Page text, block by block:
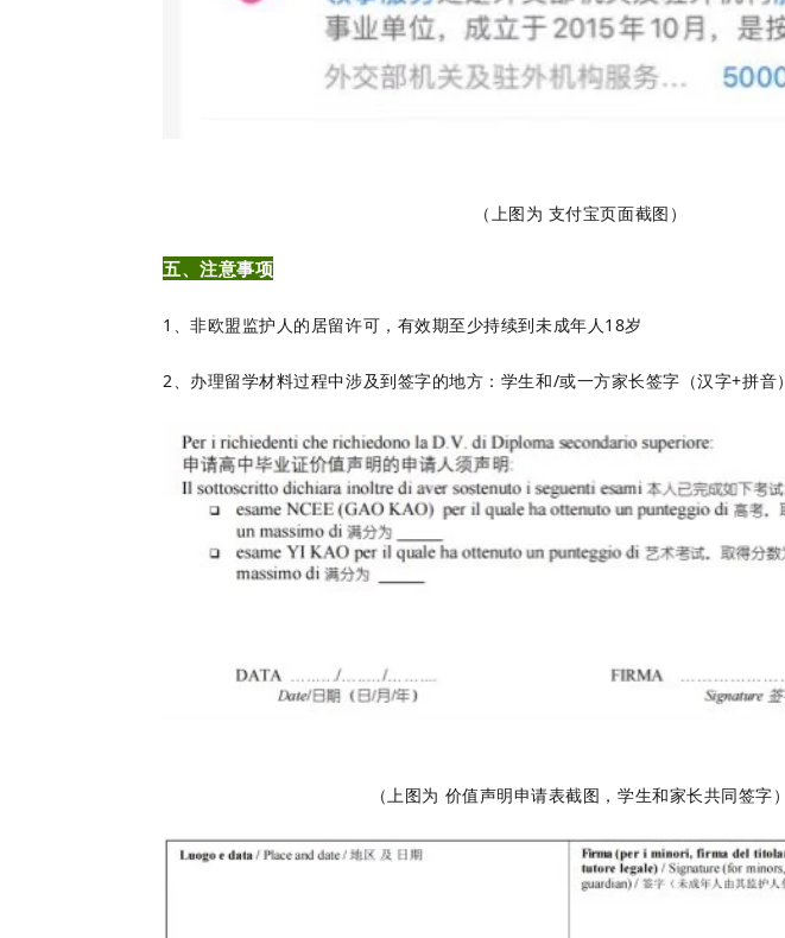
（上图为 支付宝页面截图）
五、注意事项
1、非欧盟监护人的居留许可，有效期至少持续到未成年人18岁
2、办理留学材料过程中涉及到签字的地方：学生和/或一方家长签字（汉字+拼音）
（上图为 价值声明申请表截图，学生和家长共同签字）